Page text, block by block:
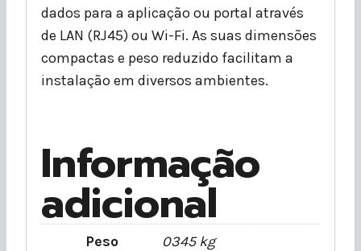
dados para a aplicação ou portal através
de LAN (RJ45) ou Wi-Fi. As suas dimensões
compactas e peso reduzido facilitam a
instalação em diversos ambientes.
Informação
adicional
Peso
0345 kg